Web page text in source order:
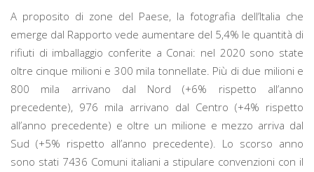
A proposito di zone del Paese, la fotografia dell’Italia che
emerge dal Rapporto vede aumentare del 5,4% le quantità di
rifiuti di imballaggio conferite a Conai: nel 2020 sono state
oltre cinque milioni e 300 mila tonnellate. Più di due milioni e
800 mila arrivano dal Nord (+6% rispetto all’anno
precedente), 976 mila arrivano dal Centro (+4% rispetto
all’anno precedente) e oltre un milione e mezzo arriva dal
Sud (+5% rispetto all’anno precedente). Lo scorso anno
sono stati 7436 Comuni italiani a stipulare convenzioni con il